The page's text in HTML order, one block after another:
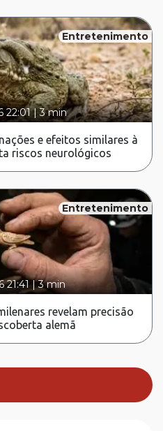
Entretenimento
22:01|3 min
e efeitos similares à
riscos neurológicos
Entretenimento
21:41 |3 min
revelam precisão
alemã